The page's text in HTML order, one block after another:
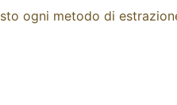
ogni metodo di